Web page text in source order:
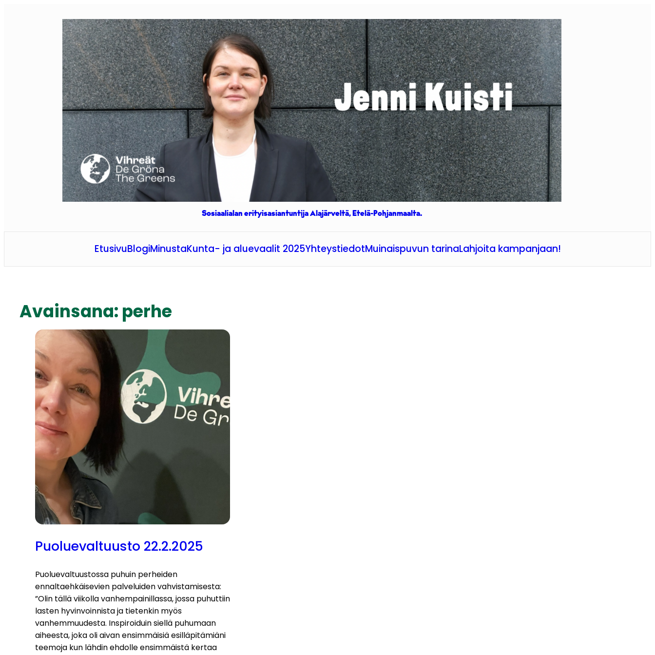
Sosiaalialan erityisasiantuntija Alajärveltä, Etelä-Pohjanmaalta.
EtusivuBlogiMinustaKunta- ja aluevaalit 2025YhteystiedotMuinaispuvun tarinaLahjoita kampanjaan!
Avainsana: perhe
Puoluevaltuusto 22.2.2025
Puoluevaltuustossa puhuin perheiden
ennaltaehkäisevien palveluiden vahvistamisesta:
”Olin tällä viikolla vanhempainillassa, jossa puhuttiin
lasten hyvinvoinnista ja tietenkin myös
vanhemmuudesta. Inspiroiduin siellä puhumaan
aiheesta, joka oli aivan ensimmäisiä esilläpitämiäni
teemoja kun lähdin ehdolle ensimmäistä kertaa